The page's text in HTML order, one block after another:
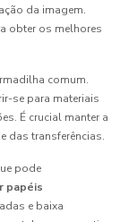
da imagem.
obter os melhores
comum.
se para materiais
É crucial manter a
das transferências.
pode
papéis
e baixa